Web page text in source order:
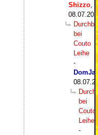
Shizzo,
bei
Couto
Leihe
-
bei
Couto
Leihe
-